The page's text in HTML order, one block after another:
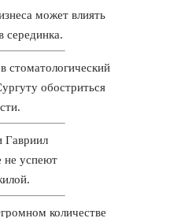
может влиять
серединка.
стоматологический
обостриться
Гавриил
не успеют
количестве